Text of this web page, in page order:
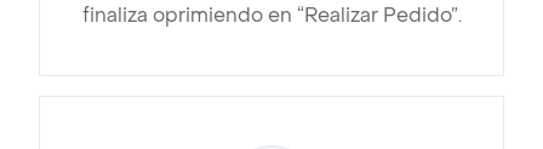
finaliza oprimiendo en “Realizar Pedido”.